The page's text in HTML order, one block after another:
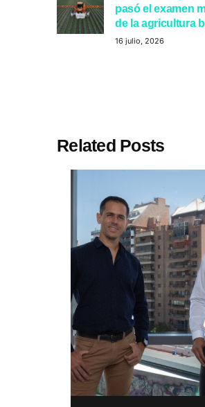
pasó el examen
de la agricultura
16 julio, 2026
Related Posts